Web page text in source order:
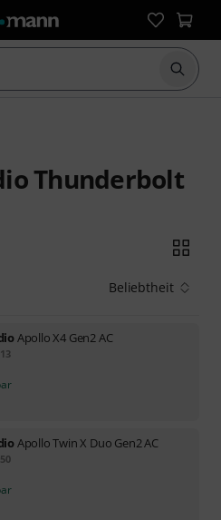
Suche
Thunderbolt
Beliebtheit
Apollo X4 Gen2 AC
13
Apollo Twin X Duo Gen2 AC
50